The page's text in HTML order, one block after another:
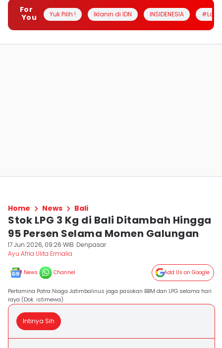
For
You
Yuk Pilih ! Iklanin di IDN INSIDENESIA
Home News Bali
Stok LPG 3 Kg di Bali Ditambah Hingga
95 Persen Selama Momen Galungan
17 Jun 2026, 09:26 WIB Denpasar
Ayu Afria Ulita Ermalia
News Channel Add Us on Google
Pertamina Patra Niaga Jatimbalinus jaga pasokan BBM dan LPG selama hari
raya (Dok. istimewa)
Intinya Sih